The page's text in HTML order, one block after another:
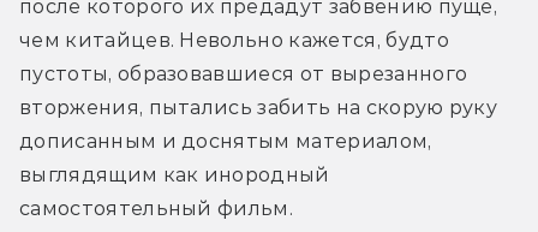
после которого их предадут забвению пуще,
чем китайцев. Невольно кажется, будто
пустоты, образовавшиеся от вырезанного
вторжения, пытались забить на скорую руку
дописанным и доснятым материалом,
выглядящим как инородный
самостоятельный фильм.